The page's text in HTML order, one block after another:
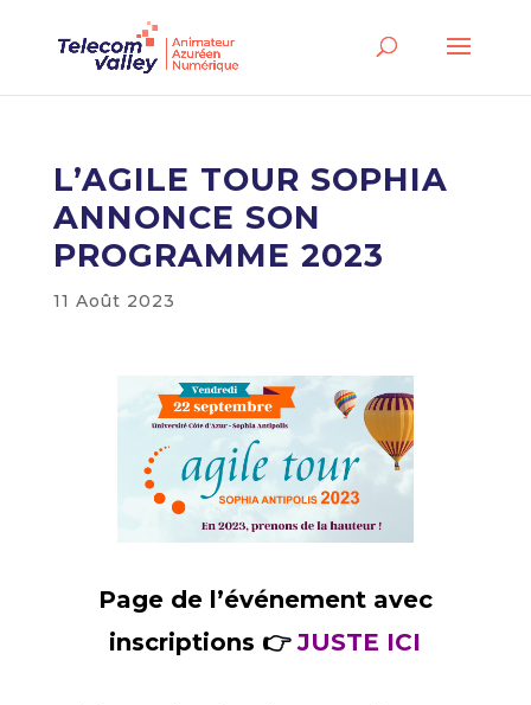
L’AGILE TOUR SOPHIA
ANNONCE SON
PROGRAMME 2023
11 Août 2023
Page de l’événement avec
inscriptions 👉JUSTE ICI